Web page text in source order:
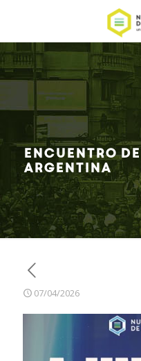
Encuentro
Argentina
07/04/2026